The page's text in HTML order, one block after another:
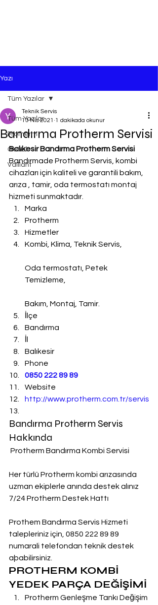
Yazı
Tüm Yazılar
Protherm
Genel
Vaillant
Tüm Yazılar
Bandırma Protherm Servisi
Teknik Servis
13 Nis 2021 1 dakikada okunur
Balıkesir Bandırma Protherm Servisi
Bandırmade Protherm Servis, kombi
cihazları için kaliteli ve garantili bakım,
arıza , tamir, oda termostatı montaj
hizmeti sunmaktadır.
Marka
Protherm
Hizmetler
Kombi, Klima, Teknik Servis,
Oda termostatı, Petek
Temizleme,
Bakım, Montaj, Tamir.
İlçe
Bandırma
Balıkesir
Phone
0850 222 89 89
Website
http://www.protherm.com.tr/servis
Bandırma Protherm Servis
Hakkında
Protherm Bandırma Kombi Servisi
Her türlü Protherm kombi arızasında
uzman ekiplerle anında destek alınız
7/24 Protherm Destek Hattı
Prothem Bandırma Servis Hizmeti
talepleriniz için, 0850 222 89 89
numarali telefondan teknik destek
aþabilirsiniz.
PROTHERM KOMBİ
YEDEK PARÇA DEĞİŞİMİ
Protherm Genleşme Tankı Değişim